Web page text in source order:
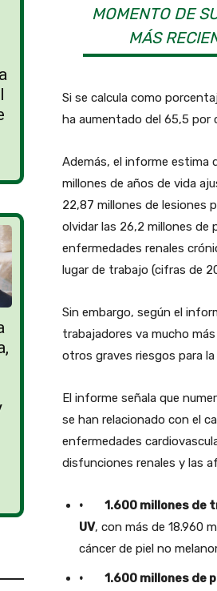
MOMENTO DE
MÁS
Si se calcula como
ha aumentado del 65,5 por
Además, el informe estima
millones de años de vida
22,87 millones de lesiones
olvidar las 26,2 millones de
enfermedades renales
lugar de trabajo (cifras de
Sin embargo, según el
trabajadores va mucho
otros graves riesgos para la
El informe señala que
se han relacionado con el
enfermedades
disfunciones renales y las
· 1.600 millones de
UV, con más de 18.960
cáncer de piel no
· 1.600 millones de